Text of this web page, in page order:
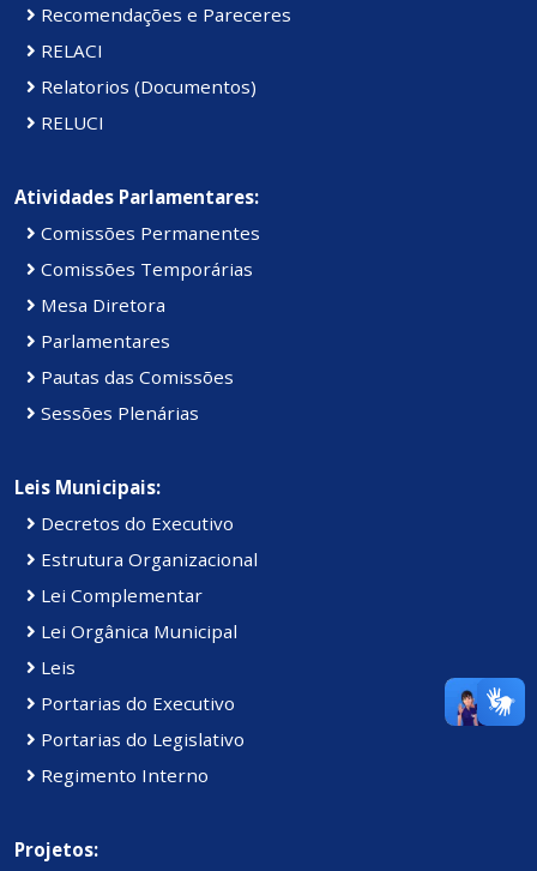
Recomendações e Pareceres
RELACI
Relatorios (Documentos)
RELUCI
Atividades Parlamentares:
Comissões Permanentes
Comissões Temporárias
Mesa Diretora
Parlamentares
Pautas das Comissões
Sessões Plenárias
Leis Municipais:
Decretos do Executivo
Estrutura Organizacional
Lei Complementar
Lei Orgânica Municipal
Leis
Portarias do Executivo
Portarias do Legislativo
Regimento Interno
Projetos: